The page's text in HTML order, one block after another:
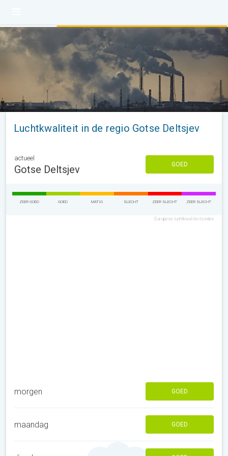
Luchtkwaliteit in de regio Gotse Deltsjev
actueel
Gotse Deltsjev GOED
ZEER GOED GOED MATIG SLECHT ZEER SLECHT ZEER SLECHT
Europese luchtkwaliteitsindex
morgen GOED
maandag GOED